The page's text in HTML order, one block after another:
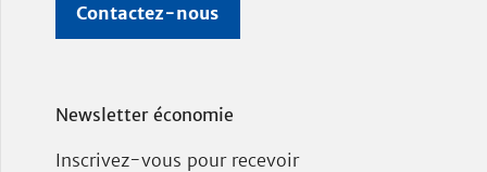
Contactez-nous
Newsletter économie
Inscrivez-vous pour recevoir